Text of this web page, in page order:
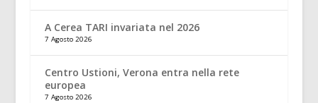
A Cerea TARI invariata nel 2026
7 Agosto 2026
Centro Ustioni, Verona entra nella rete
europea
7 Agosto 2026